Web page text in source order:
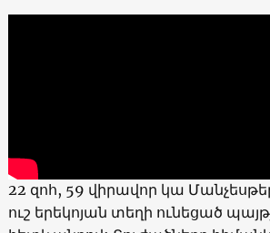
22 զոհ, 59 վիրավոր կա
ուշ երեկոյան տեղի ունեցած